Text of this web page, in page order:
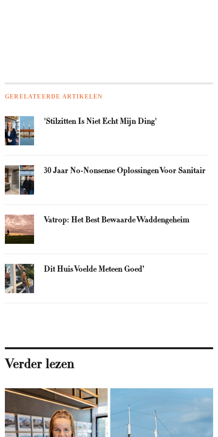
GERELATEERDE ARTIKELEN
'Stilzitten Is Niet Echt Mijn Ding'
30 Jaar No-Nonsense Oplossingen Voor Sanitair
Vatrop: Het Best Bewaarde Waddengeheim
Dit Huis Voelde Meteen Goed’
Verder lezen